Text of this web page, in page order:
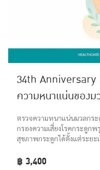
34th Anniversary
ความหนาแน่นของม
ระดับวิตามิน D
ตรวจความหนาแน่นมวลกร
กรองความเสี่ยงโรคกระดูกพ
สุขภาพกระดูกได้ตั้งแต่ระยะ
฿ 3,400